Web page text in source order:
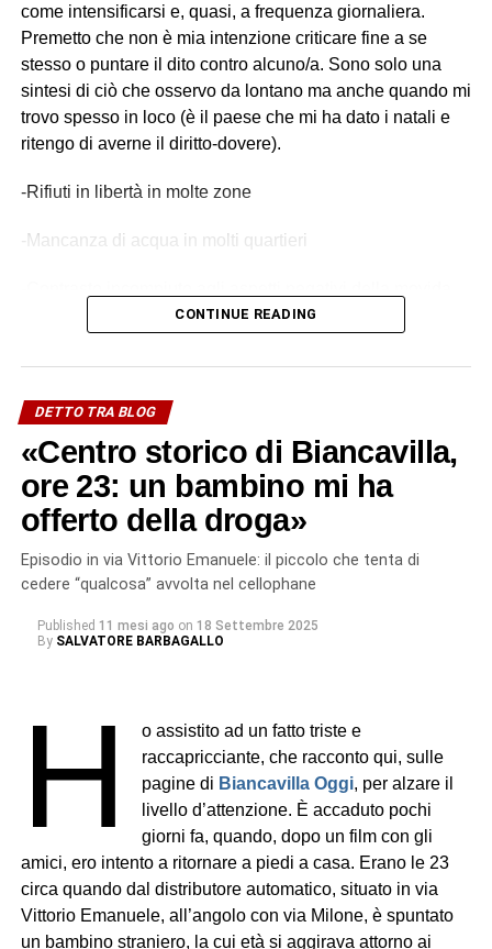
come intensificarsi e, quasi, a frequenza giornaliera.
Premetto che non è mia intenzione criticare fine a se
stesso o puntare il dito contro alcuno/a. Sono solo una
sintesi di ciò che osservo da lontano ma anche quando mi
trovo spesso in loco (è il paese che mi ha dato i natali e
ritengo di averne il diritto-dovere).
-Rifiuti in libertà in molte zone
-Mancanza di acqua in molti quartieri
-Parcheggi selvaggi e “silenzio” su musica ad “alto
volume” da auto
-Risse e episodi violenti
-Teatro della vergogna (“La Fenice”)
-Traffico ineducato e non gestito
-Officine, carrozzerie, negozi alimentari… abusivi (si è
mai pensato di proporre loro un aiuto/contributo per
sono persone che si inventano un lavoro per vivere)
Assessori e figure istituzionali che mi appare come uno
sponsor allo stipendificio (6 mesi a me, 6 mesi a te, 6
Un cambio di rotta
Forse, e ribadisco forse, è arrivato il momento di ripensare
profondamente le modalità di governo del territorio. Non è
CONTINUE READING
DETTO TRA BLOG
«Centro storico di Biancavilla,
ore 23: un bambino mi ha
offerto della droga»
Episodio in via Vittorio Emanuele: il piccolo che tenta di
cedere “qualcosa” avvolta nel cellophane
Published 11 mesi ago on 18 Settembre 2025
By SALVATORE BARBAGALLO
H
o assistito ad un fatto triste e
raccapricciante, che racconto qui, sulle
pagine di Biancavilla Oggi, per alzare il
livello d’attenzione. È accaduto pochi
giorni fa, quando, dopo un film con gli
amici, ero intento a ritornare a piedi a casa. Erano le 23
circa quando dal distributore automatico, situato in via
Vittorio Emanuele, all’angolo con via Milone, è spuntato
un bambino straniero, la cui età si aggirava attorno ai